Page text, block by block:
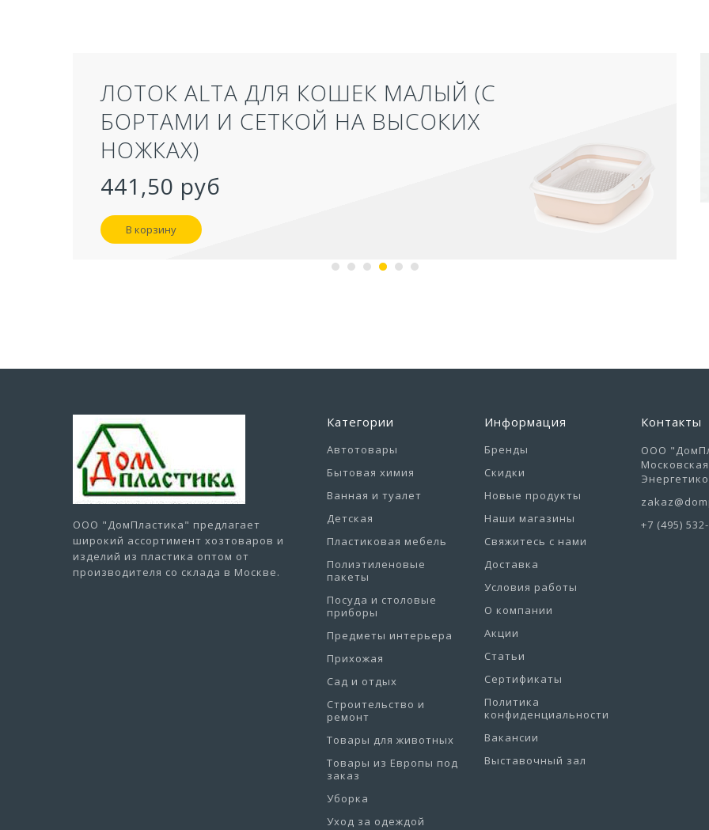
ЛОТОК ALTA ДЛЯ КОШЕК МАЛЫЙ (С
БОРТАМИ И СЕТКОЙ НА ВЫСОКИХ
НОЖКАХ)
441,50 руб
В корзину
ООО "ДомПластика" предлагает
широкий ассортимент хозтоваров и
изделий из пластика оптом от
производителя со склада в Москве.
Категории
Автотовары
Бытовая химия
Ванная и туалет
Детская
Пластиковая мебель
Полиэтиленовые
пакеты
Посуда и столовые
приборы
Предметы интерьера
Прихожая
Сад и отдых
Строительство и
ремонт
Товары для животных
Товары из Европы под
заказ
Уборка
Уход за одеждой
Информация
Бренды
Скидки
Новые продукты
Наши магазины
Свяжитесь с нами
Доставка
Условия работы
О компании
Акции
Статьи
Сертификаты
Политика
конфиденциальности
Вакансии
Выставочный зал
Контакты
ООО
+7 (495)